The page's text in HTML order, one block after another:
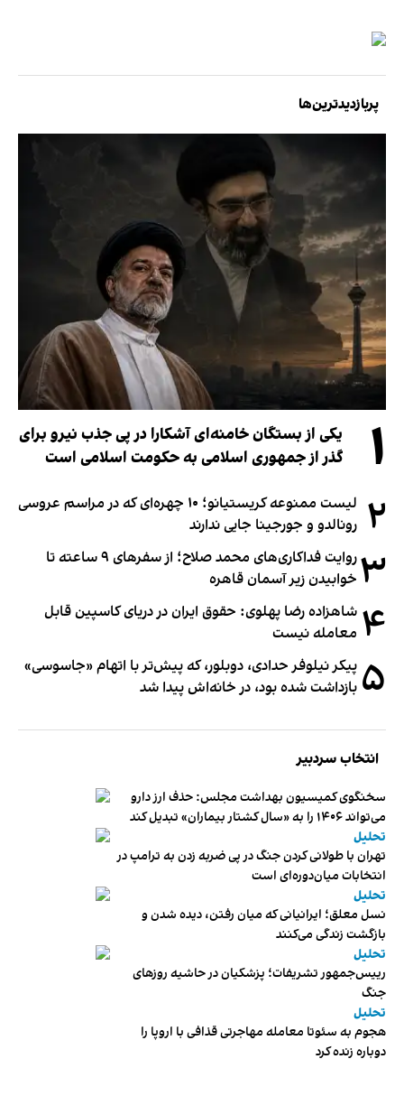
پربازدیدترین‌ها
۱
یکی از بستگان خامنه‌ای آشکارا در پی جذب نیرو برای
گذر از جمهوری اسلامی به حکومت اسلامی است
۲
لیست ممنوعه کریستیانو؛ ۱۰ چهره‌ای که در مراسم عروسی
رونالدو و جورجینا جایی ندارند
۳
روایت فداکاری‌های محمد صلاح؛ از سفرهای ۹ ساعته تا
خوابیدن زیر آسمان قاهره
۴ شاهزاده رضا پهلوی: حقوق ایران در دریای کاسپین قابل
معامله نیست
۵ پیکر نیلوفر حدادی، دوبلور، که پیش‌تر با اتهام «جاسوسی»
بازداشت شده بود، در خانه‌اش پیدا شد
انتخاب سردبیر
سخنگوی کمیسیون بهداشت مجلس: حذف ارز دارو
می‌تواند ۱۴۰۶ را به «سال کشتار بیماران» تبدیل کند
تحلیل
تهران با طولانی کردن جنگ در پی ضربه زدن به ترامپ در
انتخابات میان‌دوره‌ای است
تحلیل
نسل معلق؛ ایرانیانی که میان رفتن، دیده شدن و
بازگشت زندگی می‌کنند
تحلیل
رییس‌جمهور تشریفات؛ پزشکیان در حاشیه روزهای
جنگ
تحلیل
هجوم به سئوتا معامله مهاجرتی قذافی با اروپا را
دوباره زنده کرد